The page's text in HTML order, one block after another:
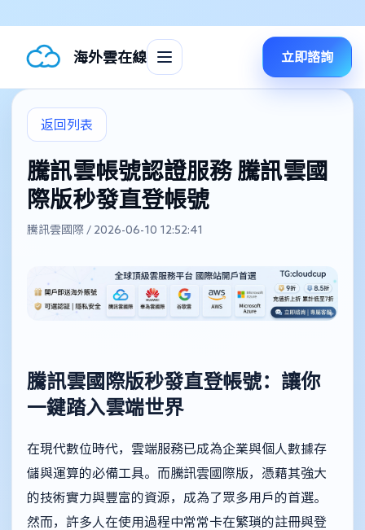
海外雲在線 立即諮詢
返回列表
騰訊雲帳號認證服務 騰訊雲國
際版秒發直登帳號
騰訊雲國際 / 2026-06-10 12:52:41
騰訊雲國際版秒發直登帳號：讓你
一鍵踏入雲端世界
在現代數位時代，雲端服務已成為企業與個人數據存
儲與運算的必備工具。而騰訊雲國際版，憑藉其強大
的技術實力與豐富的資源，成為了眾多用戶的首選。
然而，許多人在使用過程中常常卡在繁瑣的註冊與登